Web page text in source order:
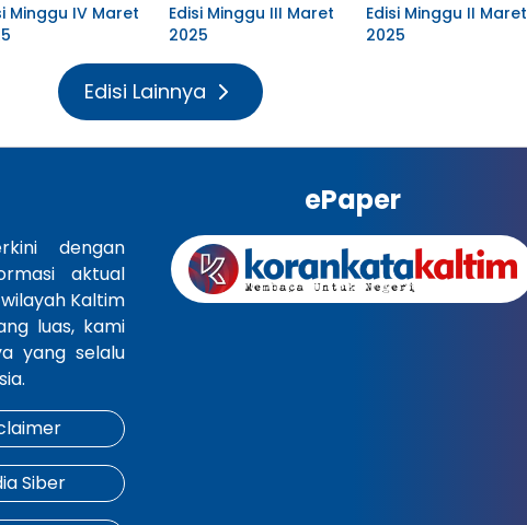
Minggu IV Maret
Edisi Minggu III Maret
2025
Edisi Minggu II Maret
2025
Edisi Lainnya
dengan
aktual
Kaltim
luas, kami
yang selalu
Siber
ePaper